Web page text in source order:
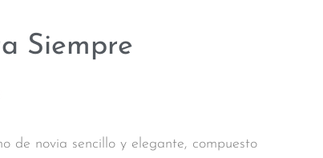
Siempre
de novia sencillo y elegante, compuesto